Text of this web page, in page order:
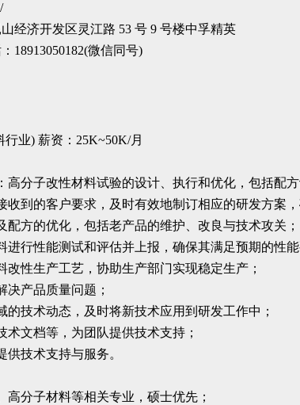
经济开发区灵江路 53 号 9 号楼中孚精英
18913050182(微信同号)
行业) 薪资：25K~50K/月
高分子改性材料试验的设计、执行和优化，包括配
收到的客户要求，及时有效地制订相应的研发方案
配方的优化，包括老产品的维护、改良与技术攻关；
进行性能测试和评估并上报，确保其满足预期的性能
改性生产工艺，协助生产部门实现稳定生产；
决产品质量问题；
的技术动态，及时将新技术应用到研发工作中；
文档等，为团队提供技术支持；
技术支持与服务。
高分子材料等相关专业，硕士优先；